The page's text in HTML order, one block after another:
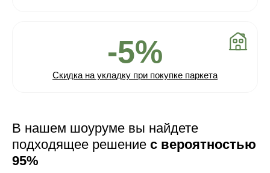
-5%
Скидка на укладку при покупке паркета
В нашем шоуруме вы найдете
подходящее решение с вероятностью
95%